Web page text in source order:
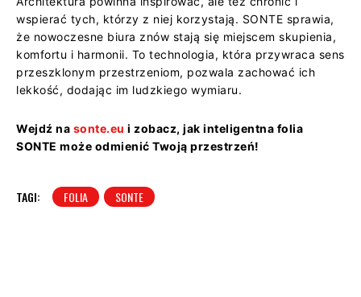
wspierać tych, którzy z niej korzystają. SONTE sprawia,
że nowoczesne biura znów stają się miejscem skupienia,
komfortu i harmonii. To technologia, która przywraca sens
przeszklonym przestrzeniom, pozwala zachować ich
lekkość, dodając im ludzkiego wymiaru.
Wejdź na sonte.eu i zobacz, jak inteligentna folia
SONTE może odmienić Twoją przestrzeń!
TAGI: FOLIA SONTE